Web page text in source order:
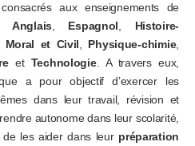
aux enseignements de
Anglais Espagnol
Histoire-
Moral et Civil Physique-chimie,
et Technologie. A travers eux,
a pour objectif d’exercer les
dans leur travail, révision et
autonome dans leur scolarité,
les aider dans leur préparation